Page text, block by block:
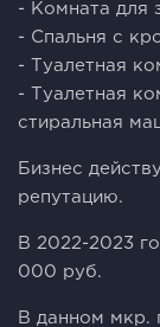
- Комната для
- Спальня с
- Туалетная
- Туалетная
стиральная
Бизнес
репутацию.
В 2022-2023
000 руб.
В данном мкр.